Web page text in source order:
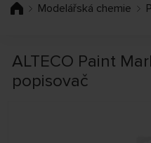
Modelářská chemie
ALTECO Paint
popisovač